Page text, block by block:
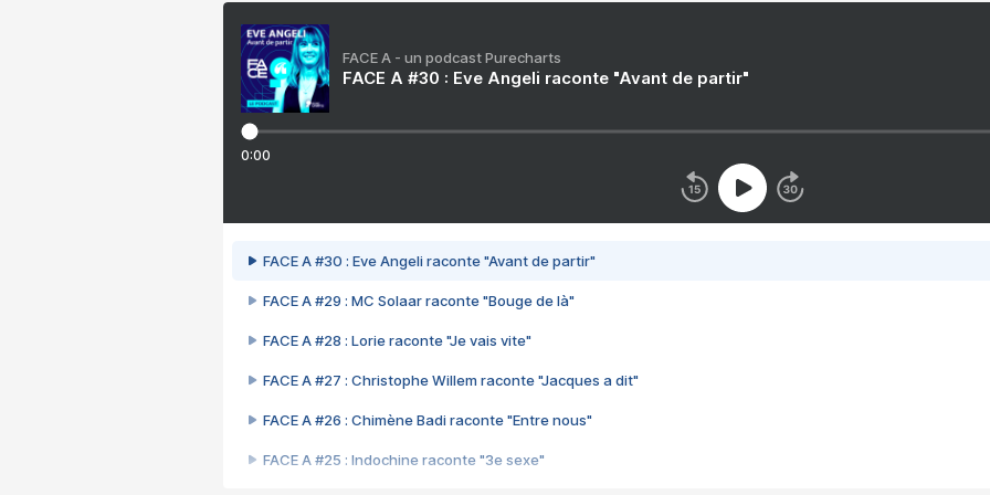
FACE A - un podcast Purecharts
FACE A #30 : Eve Angeli raconte "Avant de partir"
0:00
FACE A #30 : Eve Angeli raconte "Avant de partir"
FACE A #29 : MC Solaar raconte "Bouge de là"
FACE A #28 : Lorie raconte "Je vais vite"
FACE A #27 : Christophe Willem raconte "Jacques a dit"
FACE A #26 : Chimène Badi raconte "Entre nous"
FACE A #25 : Indochine raconte "3e sexe"